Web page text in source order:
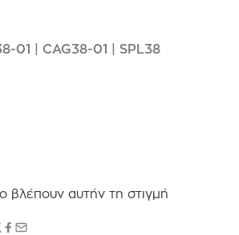
01 | CAG38-01 | SPL38
βλέπουν αυτήν τη στιγμή